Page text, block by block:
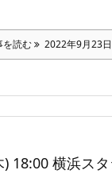
を読む 2022年9月23日
18:00 横浜ス